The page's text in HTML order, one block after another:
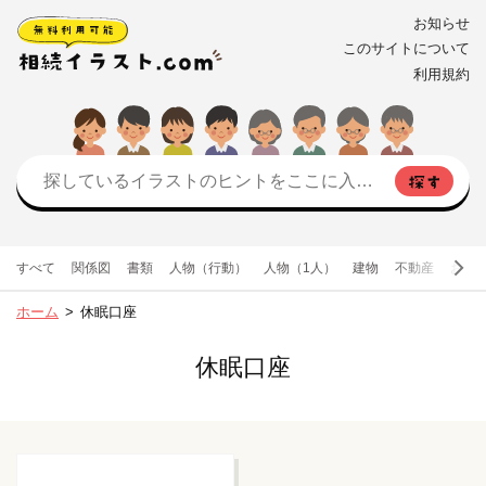
お知らせ
このサイトについて
利用規約
すべて 関係図 書類 人物（行動） 人物（1人） 建物 不動産 お金
休眠口座
ホーム 休眠口座